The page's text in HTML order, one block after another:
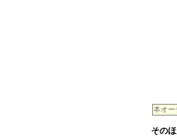
本オ
その